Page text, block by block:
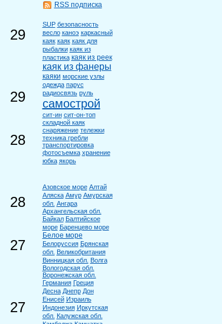
29
29
28
28
27
27
RSS подписка
SUP безопасность
весло каноэ каркасный
каяк каяк каяк для
рыбалки каяк из
пластика каяк из реек
каяк из фанеры
каяки морские узлы
одежда парус
радиосвязь руль
самострой
сит-ин сит-он-топ
складной каяк
снаряжение тележки
техника гребли
транспортировка
фотосъемка хранение
юбка якорь
Азовское море Алтай
Аляска Амур Амурская
обл. Ангара
Архангельская обл.
Байкал Балтийское
море Баренцево море
Белое море
Белоруссия Брянская
обл. Великобритания
Винницкая обл. Волга
Вологодская обл.
Воронежская обл.
Германия Греция
Десна Днепр Дон
Енисей Израиль
Индонезия Иркутская
обл. Калужская обл.